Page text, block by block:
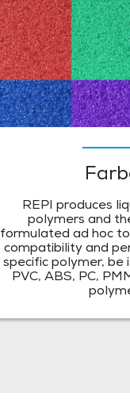
REPI produces
polymers and
formulated ad hoc
compatibility and
specific polymer, be
PVC, ABS, PC,